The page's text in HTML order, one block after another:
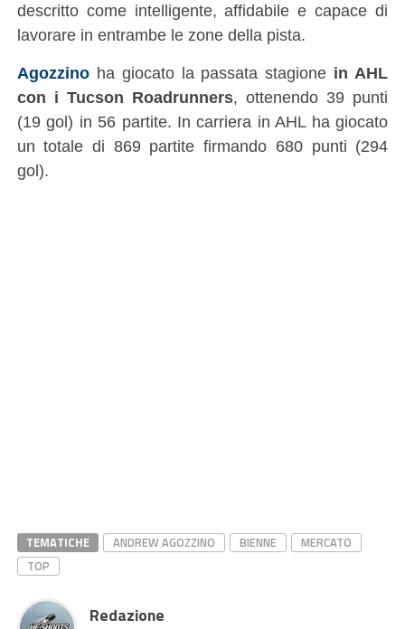
descritto come intelligente, affidabile e capace di
lavorare in entrambe le zone della pista.
Agozzinoha giocato la passata stagione in AHL
con i Tucson Roadrunners, ottenendo 39 punti
(19 gol) in 56 partite. In carriera in AHL ha giocato
un totale di 869 partite firmando 680 punti (294
gol).
TEMATICHE ANDREW AGOZZINO BIENNE
MERCATO
TOP
Redazione